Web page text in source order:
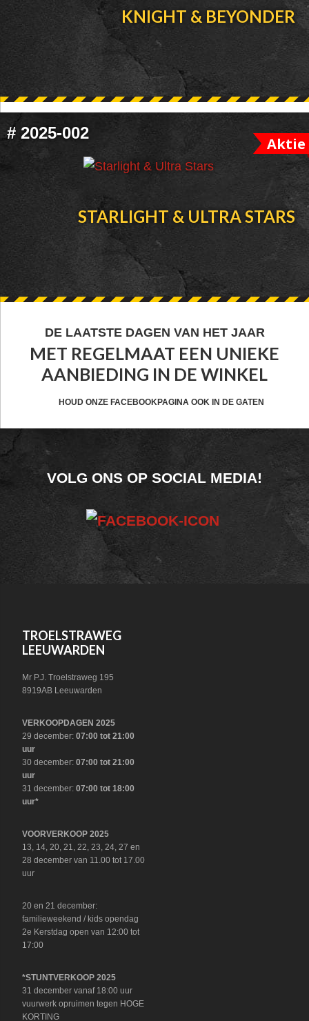
KNIGHT & BEYONDER
# 2025-002
Aktie
STARLIGHT & ULTRA STARS
FOOTER
WIDGET
HEADER
DE LAATSTE DAGEN VAN HET JAAR
MET REGELMAAT EEN UNIEKE
AANBIEDING IN DE WINKEL
HOUD ONZE FACEBOOKPAGINA OOK IN DE GATEN
FOOTER
WIDGET
HEADER
SOCIAL
VOLG ONS OP SOCIAL MEDIA!
TROELSTRAWEG
LEEUWARDEN
Mr P.J. Troelstraweg 195
8919AB Leeuwarden
VERKOOPDAGEN 2025
29 december:07:00 tot 21:00
uur
30 december:07:00 tot 21:00
uur
31 december:07:00 tot 18:00
uur*
VOORVERKOOP 2025
13, 14, 20, 21, 22, 23, 24, 27 en
28 december van 11.00 tot 17.00
uur
20 en 21 december:
familieweekend / kids opendag
2e Kerstdag open van 12:00 tot
17:00
*STUNTVERKOOP 2025
31 december vanaf 18:00 uur
vuurwerk opruimen tegen HOGE
KORTING